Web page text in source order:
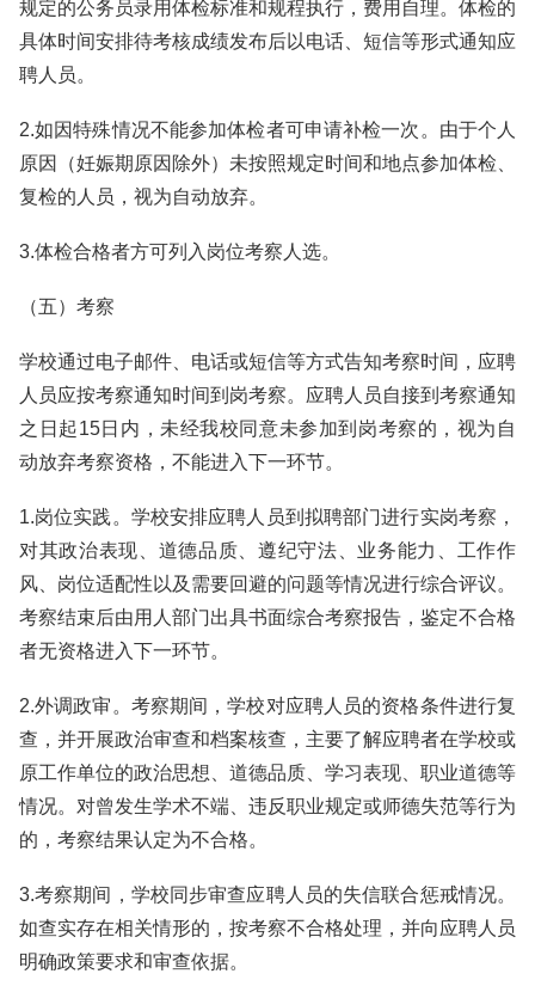
规定的公务员录用体检标准和规程执行，费用自理。体检的
具体时间安排待考核成绩发布后以电话、短信等形式通知应
聘人员。
2.如因特殊情况不能参加体检者可申请补检一次。由于个人
原因（妊娠期原因除外）未按照规定时间和地点参加体检、
复检的人员，视为自动放弃。
3.体检合格者方可列入岗位考察人选。
（五）考察
学校通过电子邮件、电话或短信等方式告知考察时间，应聘
人员应按考察通知时间到岗考察。应聘人员自接到考察通知
之日起15日内，未经我校同意未参加到岗考察的，视为自
动放弃考察资格，不能进入下一环节。
1.岗位实践。学校安排应聘人员到拟聘部门进行实岗考察，
对其政治表现、道德品质、遵纪守法、业务能力、工作作
风、岗位适配性以及需要回避的问题等情况进行综合评议。
考察结束后由用人部门出具书面综合考察报告，鉴定不合格
者无资格进入下一环节。
2.外调政审。考察期间，学校对应聘人员的资格条件进行复
查，并开展政治审查和档案核查，主要了解应聘者在学校或
原工作单位的政治思想、道德品质、学习表现、职业道德等
情况。对曾发生学术不端、违反职业规定或师德失范等行为
的，考察结果认定为不合格。
3.考察期间，学校同步审查应聘人员的失信联合惩戒情况。
如查实存在相关情形的，按考察不合格处理，并向应聘人员
明确政策要求和审查依据。